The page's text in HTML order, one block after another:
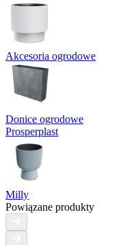
Akcesoria ogrodowe
Donice ogrodowe
Prosperplast
Milly
Powiązane produkty